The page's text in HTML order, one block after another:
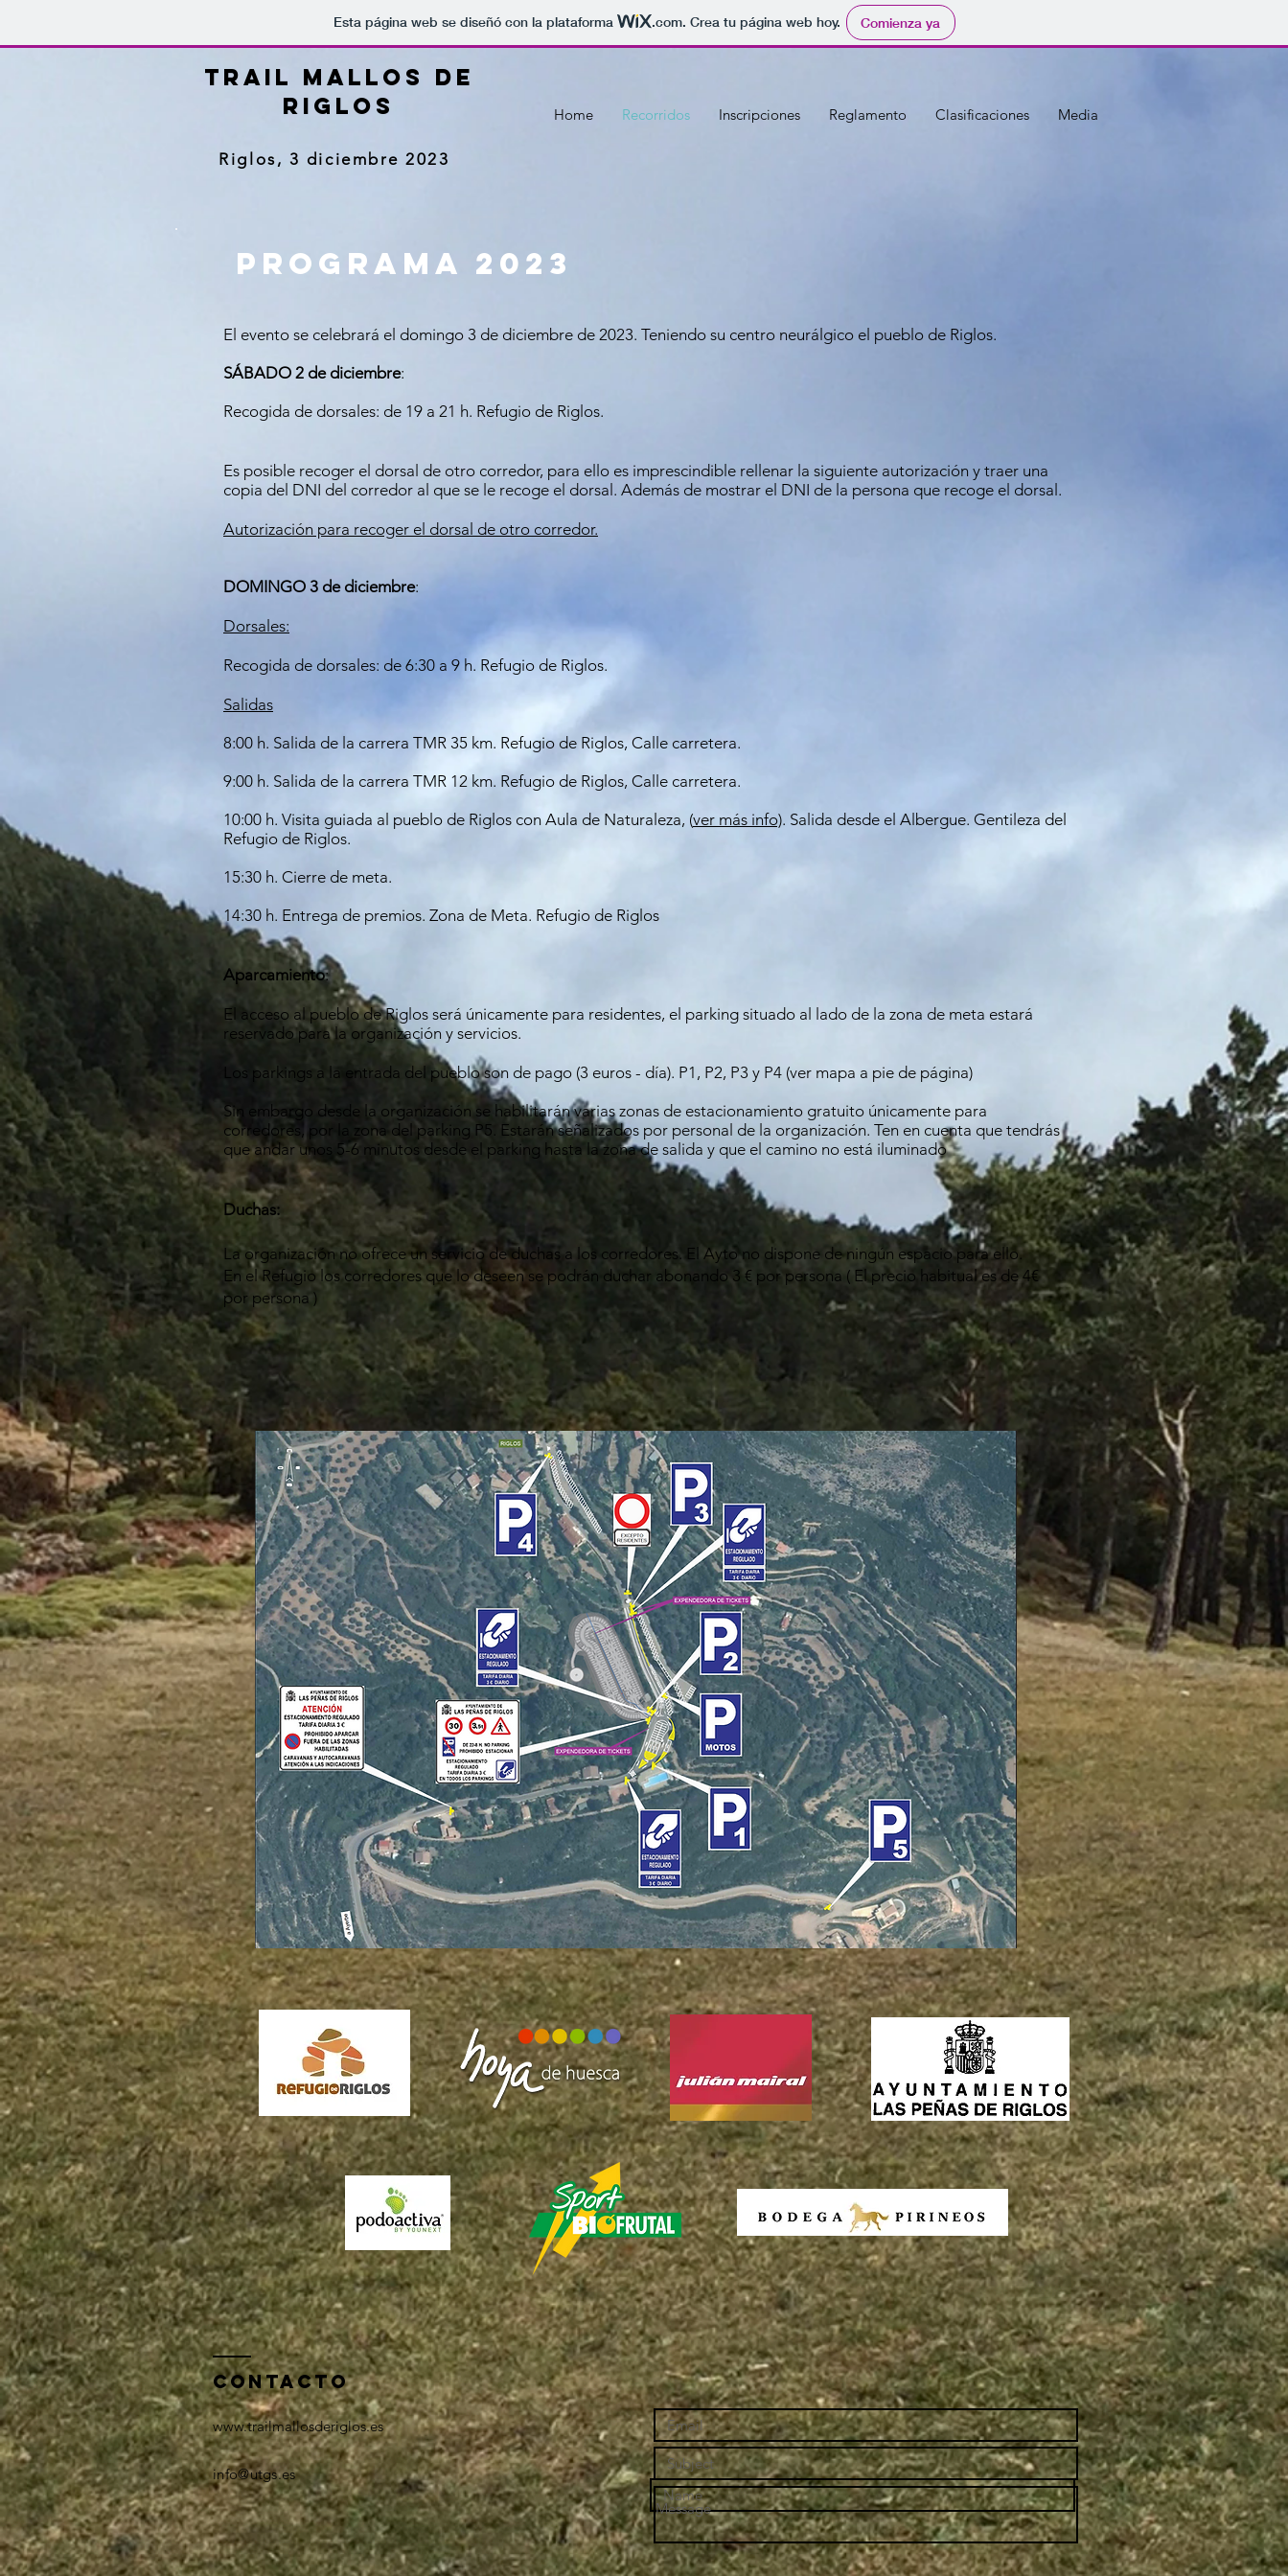
Esta página web se diseñó con la plataforma .com. Crea tu página web hoy. Comienza ya
Trail Mallos DE
RIGLOS
Home Recorridos Inscripciones Reglamento Clasificaciones Media
Riglos, 3 diciembre 2023
Programa 2023
El evento se celebrará el domingo 3 de diciembre de 2023. Teniendo su centro neurálgico el pueblo de Riglos.
SÁBADO 2 de diciembre:
Recogida de dorsales: de 19 a 21 h. Refugio de Riglos.
Es posible recoger el dorsal de otro corredor, para ello es imprescindible rellenar la siguiente autorización y traer una
copia del DNI del corredor al que se le recoge el dorsal. Además de mostrar el DNI de la persona que recoge el dorsal.
Autorización para recoger el dorsal de otro corredor.
DOMINGO 3 de diciembre:
Dorsales:
Recogida de dorsales: de 6:30 a 9 h. Refugio de Riglos.
Salidas
8:00 h. Salida de la carrera TMR 35 km. Refugio de Riglos, Calle carretera.
9:00 h. Salida de la carrera TMR 12 km. Refugio de Riglos, Calle carretera.
10:00 h. Visita guiada al pueblo de Riglos con Aula de Naturaleza, (ver más info). Salida desde el Albergue. Gentileza del
Refugio de Riglos.
15:30 h. Cierre de meta.
14:30 h. Entrega de premios. Zona de Meta. Refugio de Riglos
Aparcamiento:
El acceso al pueblo de Riglos será únicamente para residentes, el parking situado al lado de la zona de meta estará
reservado para la organización y servicios.
Los parkings a la entrada del pueblo son de pago (3 euros - día). P1, P2, P3 y P4 (ver mapa a pie de página)
Sin embargo desde la organización se habilitarán varias zonas de estacionamiento gratuito únicamente para
corredores, por la zona del parking P5. Estarán señalizados por personal de la organización. Ten en cuenta que tendrás
que andar unos 5-6 minutos desde el parking hasta la zona de salida y que el camino no está iluminado
Duchas:
La organización no ofrece un servicio de duchas a los corredores. El Ayto no dispone de ningún espacio para ello.
En el Refugio los corredores que lo deseen se podrán duchar abonando 3 € por persona ( El precio habitual es de 4€
por persona )
ContactO
www.trailmallosderiglos.es
info@utgs.es